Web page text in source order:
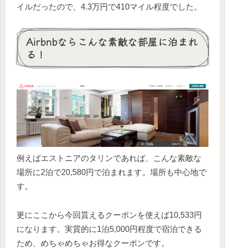
イルだったので、4.3万円で410マイル程度でした。
Airbnbならこんな素敵な部屋に泊まれ
る！
例えばエストニアのタリンであれば、こんな素敵な
場所に2泊で20,580円で泊まれます。場所も中心地で
す。
更にここから今回貰えるクーポンを使えば10,533円
になります。実質的に1泊5,000円程度で宿泊できる
ため、めちゃめちゃお得なクーポンです。